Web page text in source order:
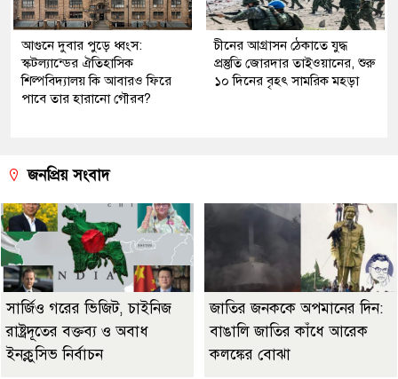
আগুনে দুবার পুড়ে ধ্বংস:
স্কটল্যান্ডের ঐতিহাসিক
শিল্পবিদ্যালয় কি আবারও ফিরে
পাবে তার হারানো গৌরব?
চীনের আগ্রাসন ঠেকাতে যুদ্ধ
প্রস্তুতি জোরদার তাইওয়ানের, শুরু
১০ দিনের বৃহৎ সামরিক মহড়া
জনপ্রিয় সংবাদ
সার্জিও গরের ভিজিট, চাইনিজ
রাষ্ট্রদূতের বক্তব্য ও অবাধ
ইনক্লুসিভ নির্বাচন
জাতির জনককে অপমানের দিন:
বাঙালি জাতির কাঁধে আরেক
কলঙ্কের বোঝা